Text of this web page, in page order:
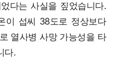
다는 사실을 짚었습니다.
이 섭씨 38도로 정상보다
열사병 사망 가능성을 타
다.